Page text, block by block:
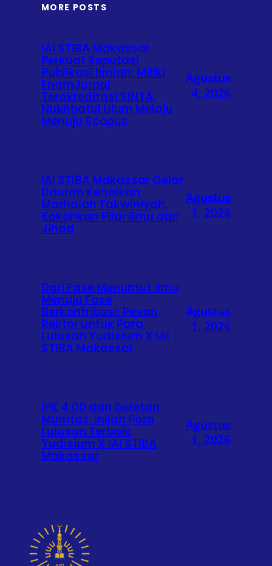
MORE POSTS
IAI STIBA Makassar
Perkuat Reputasi
Publikasi Ilmiah: Miliki
EnamJurnal
Terakreditasi SINTA,
Nukhbatul Ulum Melaju
Menuju Scopus
Agustus
4, 2026
IAI STIBA Makassar Gelar
Daurah Kenaikan
Marhalah Takwiniyah,
Kokohkan Pilar Ilmu dan
Jihad
Agustus
1, 2026
Dari Fase Menuntut Ilmu
Menuju Fase
Berkontribusi: Pesan
Rektor untuk Para
Lulusan Yudisium X IAI
STIBA Makassar
Agustus
1, 2026
IPK 4,00 dan Deretan
Mumtaz: Inilah Para
Lulusan Terbaik
Yudisium X IAI STIBA
Makassar
Agustus
1, 2026